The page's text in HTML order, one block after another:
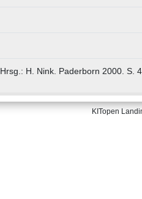
H. Nink. Paderborn 2000. S.
KITopen